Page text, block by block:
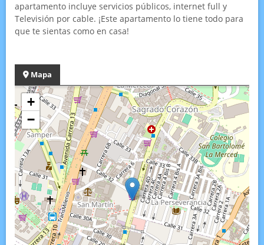
apartamento incluye servicios públicos, internet full y
Televisión por cable. ¡Este apartamento lo tiene todo para
que te sientas como en casa!
Mapa
+
−